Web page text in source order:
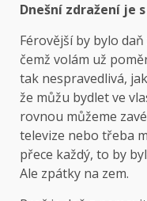
Dnešní zdražení je
Férovější by bylo
čemž volám už
tak nespravedlivá,
že můžu bydlet ve
rovnou můžeme
televize nebo třeba
přece každý, to by
Ale zpátky na zem.